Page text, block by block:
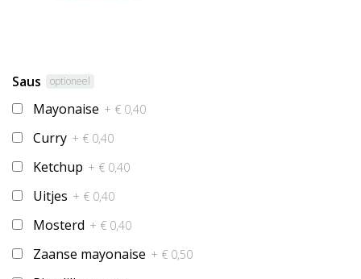
Saus optioneel
Mayonaise + € 0,40
Curry + € 0,40
Ketchup + € 0,40
Uitjes + € 0,40
Mosterd + € 0,40
Zaanse mayonaise + € 0,50